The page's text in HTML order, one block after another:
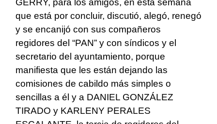
GERRY, para los amigos, en esta semana
que está por concluir, discutió, alegó, renegó
y se encanijó con sus compañeros
regidores del “PAN” y con síndicos y el
secretario del ayuntamiento, porque
manifiesta que les están dejando las
comisiones de cabildo más simples o
sencillas a él y a DANIEL GONZÁLEZ
TIRADO y KARLENY PERALES